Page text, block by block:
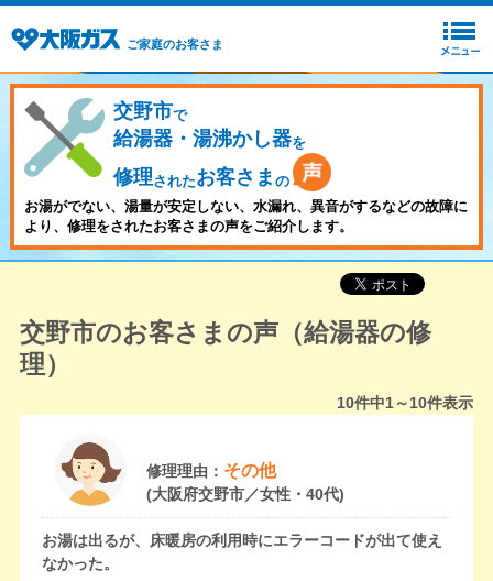
ご家庭のお客さま
交野市で
給湯器・湯沸かし器を
修理されたお客さま の
お湯がでない、湯量が安定しない、水漏れ、異音がするなどの故障に
より、修理をされたお客さまの声をご紹介します。
交野市のお客さまの声（給湯器の修
理）
10件中1～10件表示
修理理由： その他
(大阪府交野市／女性・40代)
お湯は出るが、床暖房の利用時にエラーコードが出て使え
なかった。